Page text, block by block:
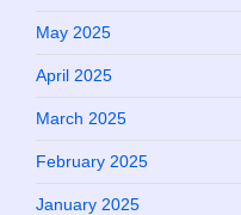
May 2025
April 2025
March 2025
February 2025
January 2025